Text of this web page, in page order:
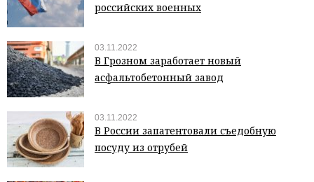
российских военных
03.11.2022
В Грозном заработает новый
асфальтобетонный завод
03.11.2022
В России запатентовали съедобную
посуду из отрубей